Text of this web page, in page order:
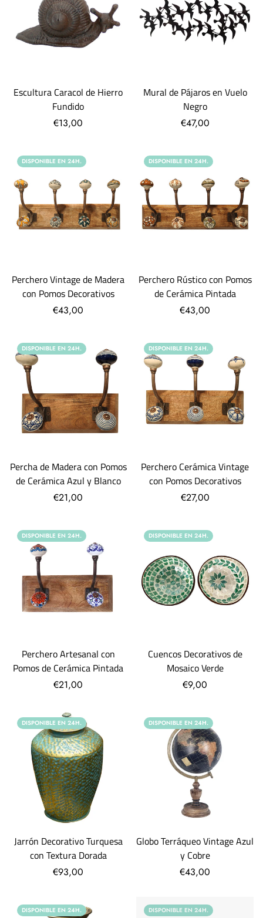
Escultura Caracol de Hierro
Fundido
€13,00
Mural de Pájaros en Vuelo
Negro
€47,00
DISPONIBLE EN 24H.
Perchero Vintage de Madera
con Pomos Decorativos
€43,00
DISPONIBLE EN 24H.
Perchero Rústico con Pomos
de Cerámica Pintada
€43,00
DISPONIBLE EN 24H.
Percha de Madera con Pomos
de Cerámica Azul y Blanco
€21,00
DISPONIBLE EN 24H.
Perchero Cerámica Vintage
con Pomos Decorativos
€27,00
DISPONIBLE EN 24H.
Perchero Artesanal con
Pomos de Cerámica Pintada
€21,00
DISPONIBLE EN 24H.
Cuencos Decorativos de
Mosaico Verde
€9,00
DISPONIBLE EN 24H.
Jarrón Decorativo Turquesa
con Textura Dorada
€93,00
DISPONIBLE EN 24H.
Globo Terráqueo Vintage Azul
y Cobre
€43,00
DISPONIBLE EN 24H. DISPONIBLE EN 24H.